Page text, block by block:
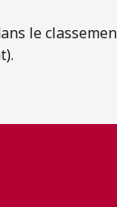
le